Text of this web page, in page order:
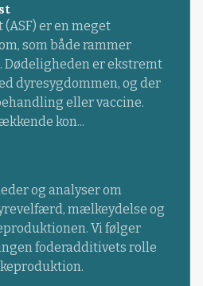
er en meget
som både rammer
Dødeligheden er ekstremt
dyresygdommen, og der
eller vaccine.
kon...
og analyser om
mælkeydelse og
Vi følger
foderadditivets rolle